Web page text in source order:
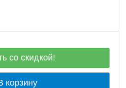
со скидкой!
корзину